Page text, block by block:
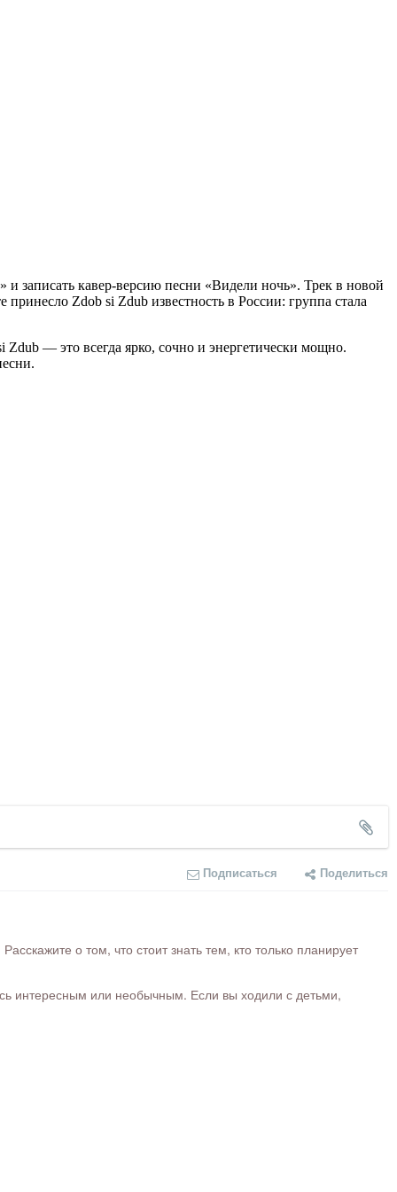
записать кавер-версию песни «Видели ночь». Трек в новой
Zdob si Zdub известность в России: группа стала
— это всегда ярко, сочно и энергетически мощно.
Подписаться Поделиться
о том, что стоит знать тем, кто только планирует
интересным или необычным. Если вы ходили с детьми,